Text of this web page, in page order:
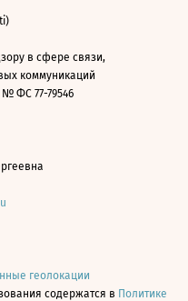
в сфере связи,
коммуникаций
№ ФС 77-79546
геолокации
содержатся в Политике